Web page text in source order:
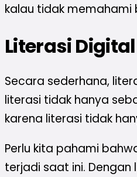
kalau tidak
Literasi Digital
Secara sederhana,
literasi tidak hanya
karena literasi tidak
Perlu kita pahami
terjadi saat ini.